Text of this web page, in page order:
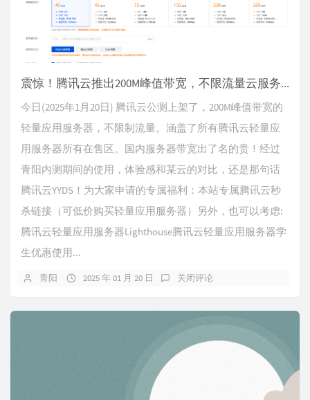
震惊！腾讯云推出200M峰值带宽，不限流量云服务器
今日(2025年1月20日) 腾讯云公测上架了，200M峰值带宽的
轻量应用服务器，不限制流量。涵盖了所有腾讯云轻量应
用服务器所有在售区。国内服务器带宽出了名的贵！经过
青阳内测期间的使用，体验感和某云的对比，还是那句话
腾讯云YYDS！为大家申请的专属福利：本站专属腾讯云秒
杀链接（可低价购买轻量应用服务器）另外，也可以考虑:
腾讯云轻量应用服务器Lighthouse腾讯云轻量应用服务器学
生优惠使用...
青阳 2025 年 01 月 20 日 关闭评论